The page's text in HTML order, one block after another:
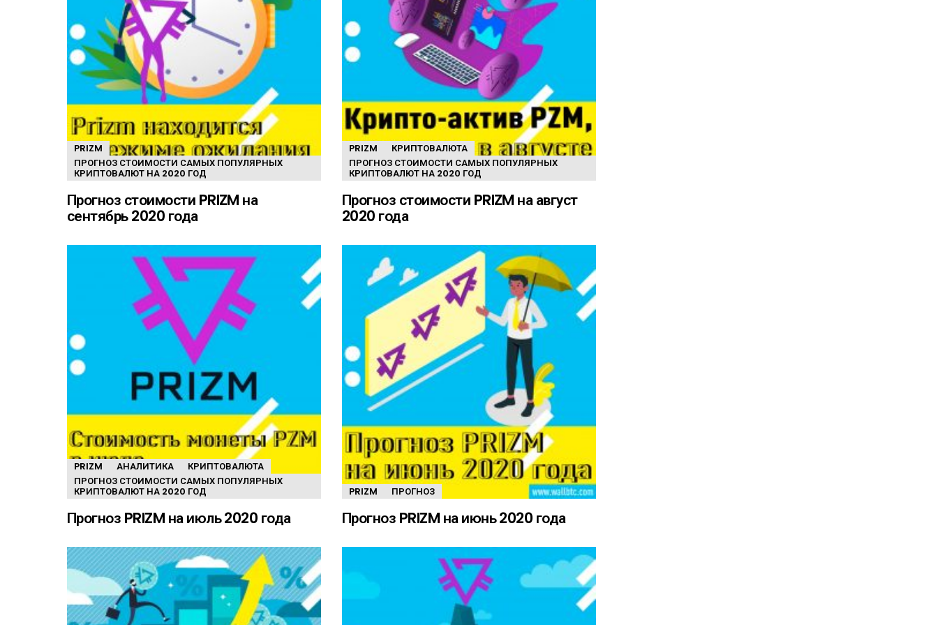
PRIZM
ПРОГНОЗ СТОИМОСТИ САМЫХ ПОПУЛЯРНЫХ
КРИПТОВАЛЮТ НА 2020 ГОД
Прогноз стоимости PRIZM на
сентябрь 2020 года
PRIZM
КРИПТОВАЛЮТА
ПРОГНОЗ СТОИМОСТИ САМЫХ ПОПУЛЯРНЫХ
КРИПТОВАЛЮТ НА 2020 ГОД
Прогноз стоимости PRIZM на август
2020 года
PRIZM АНАЛИТИКА
КРИПТОВАЛЮТА
ПРОГНОЗ СТОИМОСТИ САМЫХ ПОПУЛЯРНЫХ
КРИПТОВАЛЮТ НА 2020 ГОД
Прогноз PRIZM на июль 2020 года
PRIZM ПРОГНОЗ
Прогноз PRIZM на июнь 2020 года